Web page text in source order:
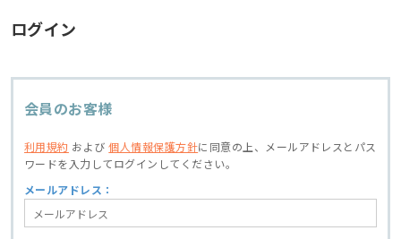
ログイン
会員のお客様
利用規約 および個人情報保護方針に同意の上、
メールアドレスとパス
ワードを入力してログインしてください。
メールアドレス：